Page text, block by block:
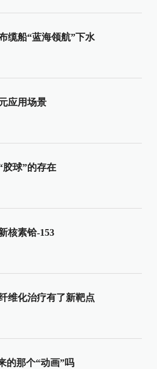
缆船“蓝海领航”下水
应用场景
胶球”的存在
核素铪-153
维化治疗有了新靶点
的那个“动画”吗